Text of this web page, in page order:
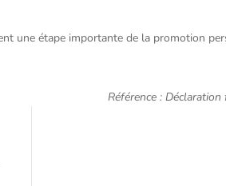
une étape importante de la promotion
Référence :